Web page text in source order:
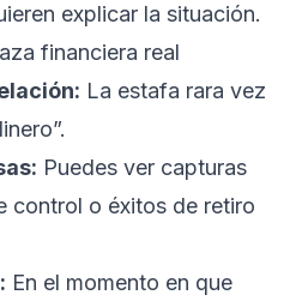
explicar la situación.
financiera real
La estafa rara vez
Puedes ver capturas
control o éxitos de retiro
En el momento en que